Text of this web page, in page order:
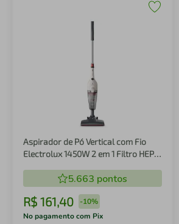
Aspirador de Pó Vertical com Fio
Electrolux 1450W 2 em 1 Filtro HEPA
5.663 pontos
R$ 161,40 -10%
No pagamento com Pix